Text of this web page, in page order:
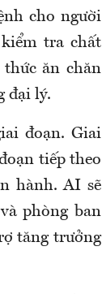
cho người
tra chất
ăn chăn
đại lý.
đoạn. Giai
tiếp theo
hành. AI sẽ
phòng ban
tăng trưởng